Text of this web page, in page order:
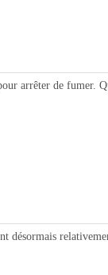
arrêter de fumer.
désormais